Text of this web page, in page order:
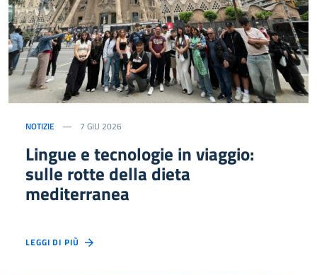
NOTIZIE 7 GIU 2026
Lingue e tecnologie in viaggio:
sulle rotte della dieta
mediterranea
LEGGI DI PIÙ